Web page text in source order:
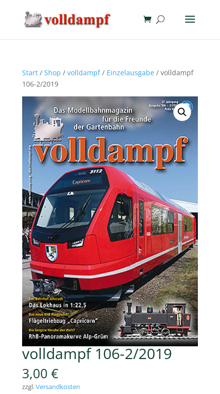
Start/ Shop / volldampf/ Einzelausgabe/ volldampf
106-2/2019
volldampf 106-2/2019
3,00 €
zzgl.Versandkosten